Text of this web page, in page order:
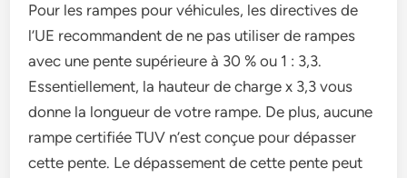
Pour les rampes pour véhicules, les directives de
l’UE recommandent de ne pas utiliser de rampes
avec une pente supérieure à 30 % ou 1 : 3,3.
Essentiellement, la hauteur de charge x 3,3 vous
donne la longueur de votre rampe. De plus, aucune
rampe certifiée TUV n’est conçue pour dépasser
cette pente. Le dépassement de cette pente peut